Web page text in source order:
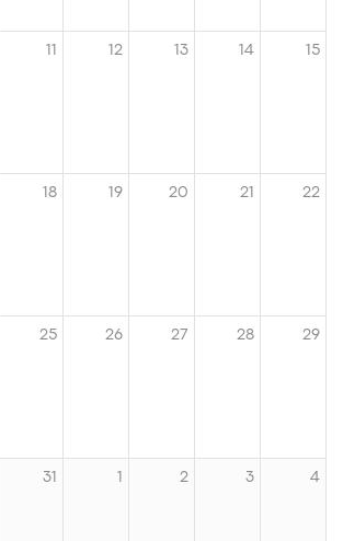
11 12 13 14 15
18 19 20 21 22
25 26 27 28 29
31 1 2 3 4